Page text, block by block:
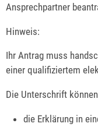
Ansprechpartner
Hinweis:
Ihr Antrag muss
einer qualifiziertem
Die Unterschrift
die Erklärung in